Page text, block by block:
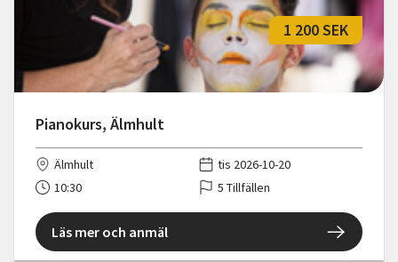
Pianokurs, Älmhult
1 200 SEK
Älmhult
tis 2026-10-20
10:30
5 Tillfällen
Läs mer och anmäl